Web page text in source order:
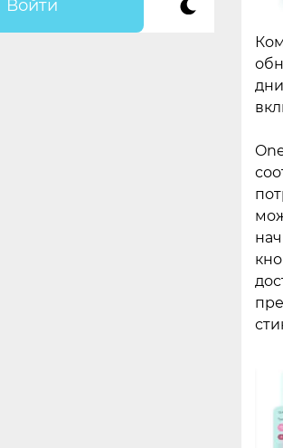
Войти